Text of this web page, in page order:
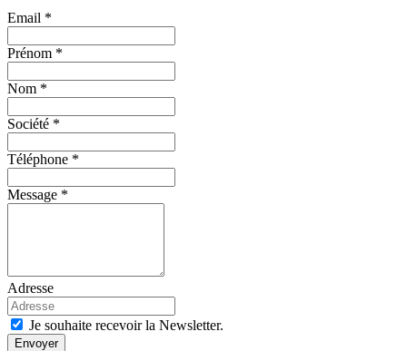
Email *
Prénom *
Nom *
Société *
Téléphone *
Message *
Adresse
Je souhaite recevoir la Newsletter.
Envoyer